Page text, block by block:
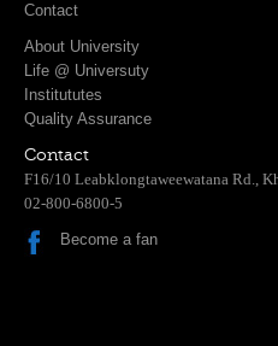
Contact
About University
Life @ Universuty
Institututes
Quality Assurance
Contact
F16/10 Leabklongtaweewatana Rd.,
02-800-6800-5
Become a fan